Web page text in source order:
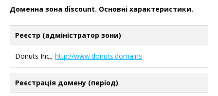
Доменна зона discount. Основні характеристики.
Реєстр (адміністратор зони)
Donuts Inc., http://www.donuts.domains
Реєстрація домену (період)